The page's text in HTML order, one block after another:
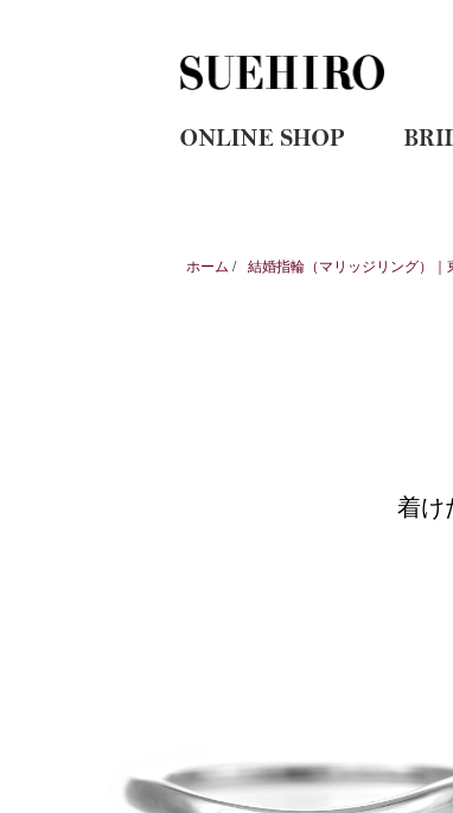
ホーム / 結婚指輪（マリッジリング）｜
着け